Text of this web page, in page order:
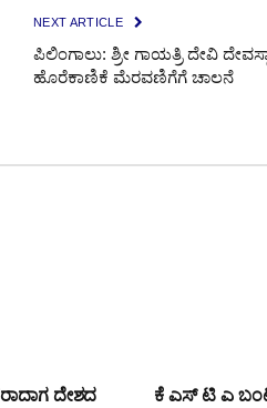
NEXT ARTICLE
ಪಿಲಿಂಗಾಲು: ಶ್ರೀ ಗಾಯತ್ರಿ ದೇವಿ
ಹೊರೆಕಾಣಿಕೆ ಮೆರವಣಿಗೆಗೆ ಚಾಲನೆ
ದೇಶದ
ಕೆ ಎಸ್ ಟಿ ಎ